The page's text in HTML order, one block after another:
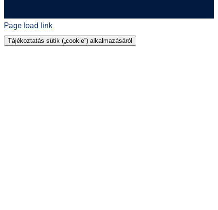
Page load link
Tájékoztatás sütik („cookie”) alkalmazásáról